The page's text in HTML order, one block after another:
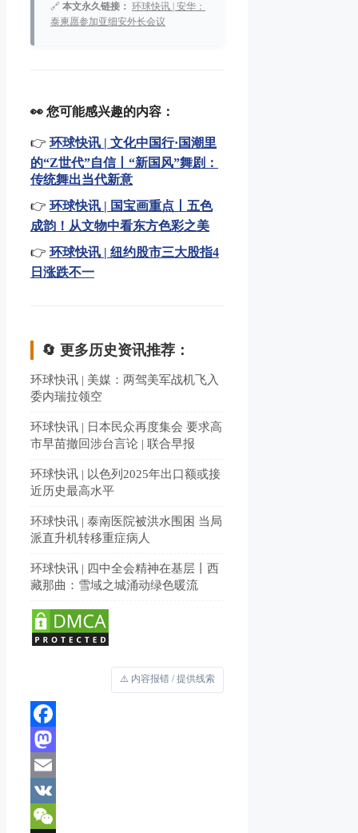
🔗 本文永久链接： 环球快讯 | 安华：
泰柬愿参加亚细安外长会议
👀 您可能感兴趣的内容：
👉 环球快讯 | 文化中国行·国潮里
的“Z世代”自信丨“新国风”舞剧：
传统舞出当代新意
👉 环球快讯 | 国宝画重点丨五色
成韵！从文物中看东方色彩之美
👉 环球快讯 | 纽约股市三大股指4
日涨跌不一
🔄 更多历史资讯推荐：
环球快讯 | 美媒：两驾美军战机飞入
委内瑞拉领空
环球快讯 | 日本民众再度集会 要求高
市早苗撤回涉台言论 | 联合早报
环球快讯 | 以色列2025年出口额或接
近历史最高水平
环球快讯 | 泰南医院被洪水围困 当局
派直升机转移重症病人
环球快讯 | 四中全会精神在基层丨西
藏那曲：雪域之城涌动绿色暖流
⚠️ 内容报错 / 提供线索
Facebook
Mastodon
Email
VK